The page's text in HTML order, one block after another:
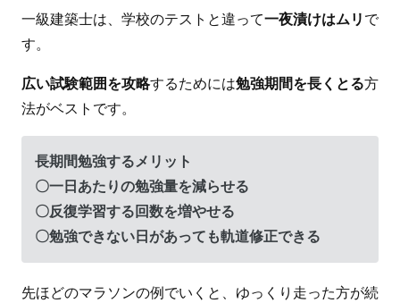
一級建築士は、学校のテストと違って一夜漬けはムリ で
す。
広い試験範囲を攻略するためには勉強期間を長くとる方
法がベストです。
長期間勉強するメリット
〇一日あたりの勉強量を減らせる
〇反復学習する回数を増やせる
〇勉強できない日があっても軌道修正できる
先ほどのマラソンの例でいくと、ゆっくり走った方が続